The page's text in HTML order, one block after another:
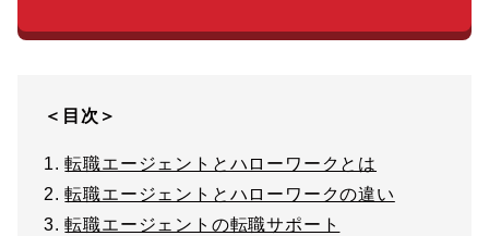
＜目次＞
1.転職エージェントとハローワークとは
2.転職エージェントとハローワークの違い
3.転職エージェントの転職サポート